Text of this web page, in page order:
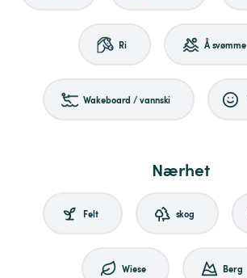
Ri Å svømme
Wakeboard / vannski
Nærhet
Felt skog
Wiese Berg